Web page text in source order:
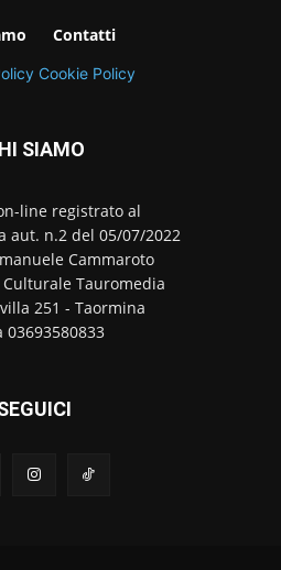
Contatti
Cookie Policy
SIAMO
line registrato al
aut. n.2 del 05/07/2022
Cammaroto
Culturale Tauromedia
251 - Taormina
03693580833